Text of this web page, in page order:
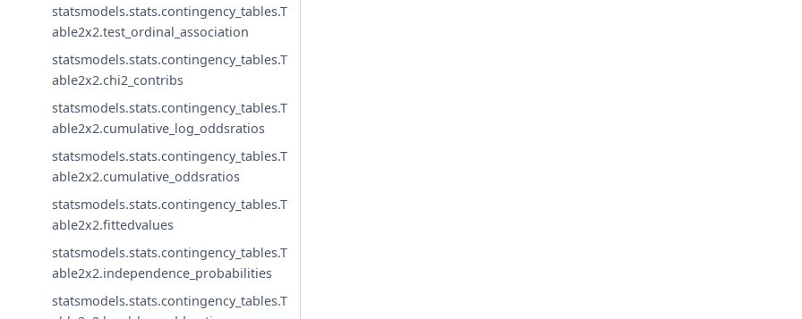
statsmodels.stats.contingency_tables.T
able2x2.test_ordinal_association
statsmodels.stats.contingency_tables.T
able2x2.chi2_contribs
statsmodels.stats.contingency_tables.T
able2x2.cumulative_log_oddsratios
statsmodels.stats.contingency_tables.T
able2x2.cumulative_oddsratios
statsmodels.stats.contingency_tables.T
able2x2.fittedvalues
statsmodels.stats.contingency_tables.T
able2x2.independence_probabilities
statsmodels.stats.contingency_tables.T